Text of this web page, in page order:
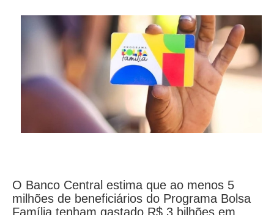
O Banco Central estima que ao menos 5
milhões de beneficiários do Programa Bolsa
Família tenham gastado R$ 3 bilhões em